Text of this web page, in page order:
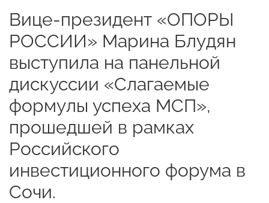
Вице-президент «ОПОРЫ
РОССИИ» Марина Блудян
выступила на панельной
дискуссии «Слагаемые
формулы успеха МСП»,
прошедшей в рамках
Российского
инвестиционного форума в
Сочи.